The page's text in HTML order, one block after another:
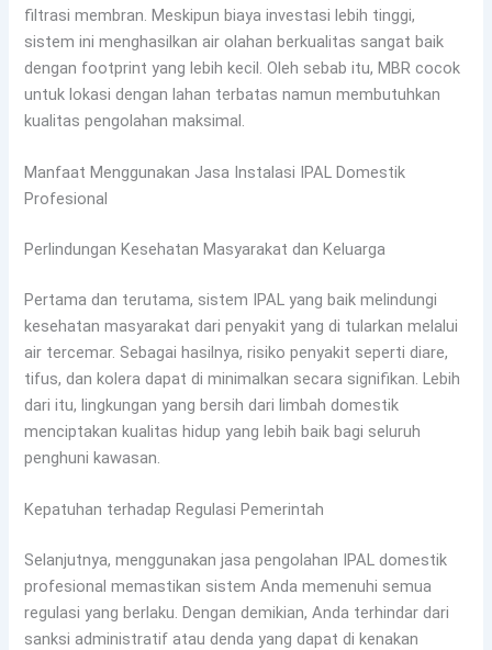
filtrasi membran. Meskipun biaya investasi lebih tinggi,
sistem ini menghasilkan air olahan berkualitas sangat baik
dengan footprint yang lebih kecil. Oleh sebab itu, MBR cocok
untuk lokasi dengan lahan terbatas namun membutuhkan
kualitas pengolahan maksimal.
Manfaat Menggunakan Jasa Instalasi IPAL Domestik
Profesional
Perlindungan Kesehatan Masyarakat dan Keluarga
Pertama dan terutama, sistem IPAL yang baik melindungi
kesehatan masyarakat dari penyakit yang di tularkan melalui
air tercemar. Sebagai hasilnya, risiko penyakit seperti diare,
tifus, dan kolera dapat di minimalkan secara signifikan. Lebih
dari itu, lingkungan yang bersih dari limbah domestik
menciptakan kualitas hidup yang lebih baik bagi seluruh
penghuni kawasan.
Kepatuhan terhadap Regulasi Pemerintah
Selanjutnya, menggunakan jasa pengolahan IPAL domestik
profesional memastikan sistem Anda memenuhi semua
regulasi yang berlaku. Dengan demikian, Anda terhindar dari
sanksi administratif atau denda yang dapat di kenakan